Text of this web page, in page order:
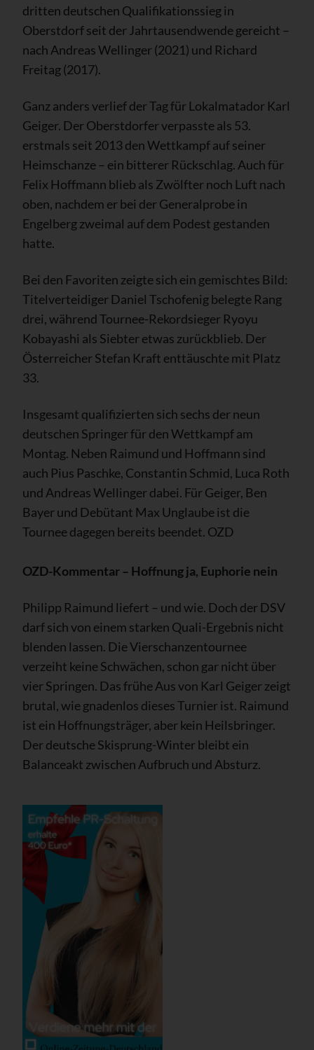
dritten deutschen Qualifikationssieg in
Oberstdorf seit der Jahrtausendwende gereicht –
nach Andreas Wellinger (2021) und Richard
Freitag (2017).
Ganz anders verlief der Tag für Lokalmatador Karl
Geiger. Der Oberstdorfer verpasste als 53.
erstmals seit 2013 den Wettkampf auf seiner
Heimschanze – ein bitterer Rückschlag. Auch für
Felix Hoffmann blieb als Zwölfter noch Luft nach
oben, nachdem er bei der Generalprobe in
Engelberg zweimal auf dem Podest gestanden
hatte.
Bei den Favoriten zeigte sich ein gemischtes Bild:
Titelverteidiger Daniel Tschofenig belegte Rang
drei, während Tournee-Rekordsieger Ryoyu
Kobayashi als Siebter etwas zurückblieb. Der
Österreicher Stefan Kraft enttäuschte mit Platz
33.
Insgesamt qualifizierten sich sechs der neun
deutschen Springer für den Wettkampf am
Montag. Neben Raimund und Hoffmann sind
auch Pius Paschke, Constantin Schmid, Luca Roth
und Andreas Wellinger dabei. Für Geiger, Ben
Bayer und Debütant Max Unglaube ist die
Tournee dagegen bereits beendet. OZD
OZD-Kommentar – Hoffnung ja, Euphorie nein
Philipp Raimund liefert – und wie. Doch der DSV
darf sich von einem starken Quali-Ergebnis nicht
blenden lassen. Die Vierschanzentournee
verzeiht keine Schwächen, schon gar nicht über
vier Springen. Das frühe Aus von Karl Geiger zeigt
brutal, wie gnadenlos dieses Turnier ist. Raimund
ist ein Hoffnungsträger, aber kein Heilsbringer.
Der deutsche Skisprung-Winter bleibt ein
Balanceakt zwischen Aufbruch und Absturz.